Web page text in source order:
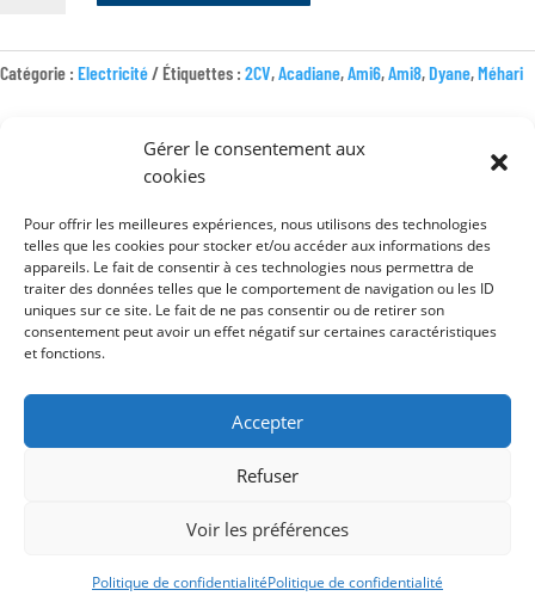
Gérer le consentement aux
cookies
Pour offrir les meilleures expériences, nous utilisons des technologies
telles que les cookies pour stocker et/ou accéder aux informations des
appareils. Le fait de consentir à ces technologies nous permettra de
traiter des données telles que le comportement de navigation ou les ID
uniques sur ce site. Le fait de ne pas consentir ou de retirer son
consentement peut avoir un effet négatif sur certaines caractéristiques
et fonctions.
Accepter
Refuser
Voir les préférences
Politique de confidentialitéPolitique de confidentialité
TENSION
TESTÉ
Catégorie : Electricité Étiquettes : 2CV,Acadiane,Ami6,Ami8,Dyane,Méhari
Mentions légales
Conditions générales de vente
Politique de confidentialité